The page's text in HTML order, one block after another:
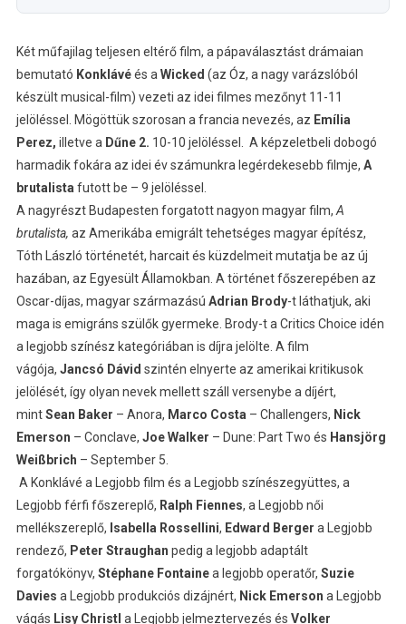
Két műfajilag teljesen eltérő film, a pápaválasztást drámaian
bemutató Konklávéés a Wicked (az Óz, a nagy varázslóból
készült musical-film) vezeti az idei filmes mezőnyt 11-11
jelöléssel. Mögöttük szorosan a francia nevezés, az Emília
Perez, illetve a Dűne 2. 10-10 jelöléssel. A képzeletbeli dobogó
harmadik fokára az idei év számunkra legérdekesebb filmje, A
brutalista futott be – 9 jelöléssel.
A nagyrészt Budapesten forgatott nagyon magyar film, A
brutalista, az Amerikába emigrált tehetséges magyar építész,
Tóth László történetét, harcait és küzdelmeit mutatja be az új
hazában, az Egyesült Államokban. A történet főszerepében az
Oscar-díjas, magyar származású Adrian Brody-t láthatjuk, aki
maga is emigráns szülők gyermeke. Brody-t a Critics Choice idén
a legjobb színész kategóriában is díjra jelölte. A film
vágója, Jancsó Dávid szintén elnyerte az amerikai kritikusok
jelölését, így olyan nevek mellett száll versenybe a díjért,
mintSean Baker – Anora, Marco Costa – Challengers, Nick
Emerson – Conclave, Joe Walker – Dune: Part Two és Hansjörg
Weißbrich – September 5.
A Konklávé a Legjobb film és a Legjobb színészegyüttes, a
Legjobb férfi főszereplő, Ralph Fiennes, a Legjobb női
mellékszereplő, Isabella Rossellini, Edward Berger a Legjobb
rendező, Peter Straughan pedig a legjobb adaptált
forgatókönyv, Stéphane Fontainea legjobb operatőr, Suzie
Davies a Legjobb produkciós dizájnért, Nick Emerson a Legjobb
vágás Lisy Christl a Legjobb jelmeztervezés és Volker